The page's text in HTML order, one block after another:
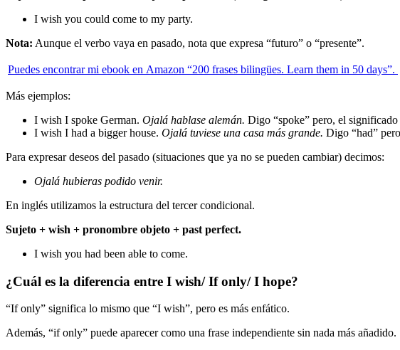
I wish you could come to my party.
Nota: Aunque el verbo vaya en pasado, nota que expresa “futuro” o “presente”.
Puedes encontrar mi ebook en Amazon “200 frases bilingües. Learn them in 50 days”.
Más ejemplos:
I wish I spoke German. Ojalá hablase alemán. Digo “spoke” pero, el significado
I wish I had a bigger house. Ojalá tuviese una casa más grande. Digo “had”
Para expresar deseos del pasado (situaciones que ya no se pueden cambiar) decimos:
Ojalá hubieras podido venir.
En inglés utilizamos la estructura del tercer condicional.
Sujeto + wish + pronombre objeto + past perfect.
I wish you had been able to come.
¿Cuál es la diferencia entre I wish/ If only/ I hope?
“If only” significa lo mismo que “I wish”, pero es más enfático.
Además, “if only” puede aparecer como una frase independiente sin nada más añadido.